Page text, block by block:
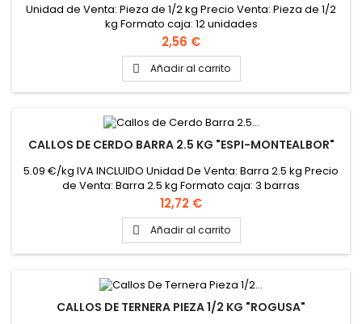
Unidad de Venta: Pieza de 1/2 kg Precio Venta: Pieza de 1/2
kg Formato caja: 12 unidades
Precio
2,56 €
 Añadir al carrito
CALLOS DE CERDO BARRA 2.5 KG "ESPI-MONTEALBOR"
5.09 €/kg IVA INCLUIDO Unidad De Venta: Barra 2.5 kg Precio
de Venta: Barra 2.5 kg Formato caja: 3 barras
Precio
12,72 €
 Añadir al carrito
CALLOS DE TERNERA PIEZA 1/2 KG "ROGUSA"